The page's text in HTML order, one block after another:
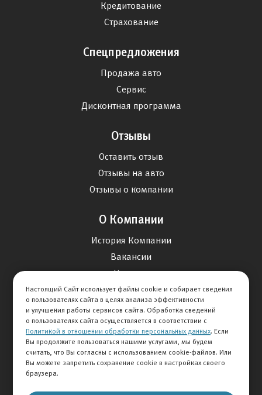
Кредитование
Страхование
Спецпредложения
Продажа авто
Сервис
Дисконтная программа
Отзывы
Оставить отзыв
Отзывы на авто
Отзывы о компании
О Компании
История Компании
Вакансии
Новости
Карта сайта
Контакты
+7 495 292-60-60
Настоящий Сайт использует файлы cookie и собирает сведения
о пользователях сайта в целях анализа эффективности
и улучшения работы сервисов сайта. Обработка сведений
о пользователях сайта осуществляется в соответствии с
Политикой в отношении обработки персональных данных. Если
Вы продолжите пользоваться нашими услугами, мы будем
считать, что Вы согласны с использованием cookie-файлов. Или
Вы можете запретить сохранение cookie в настройках своего
браузера.